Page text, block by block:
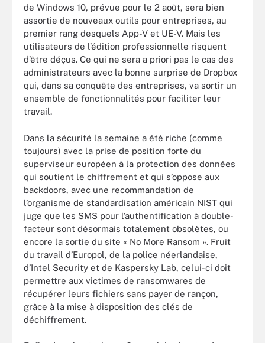
de Windows 10, prévue pour le 2 août, sera bien
assortie de nouveaux outils pour entreprises, au
premier rang desquels App-V et UE-V. Mais les
utilisateurs de l’édition professionnelle risquent
d’être déçus. Ce qui ne sera a priori pas le cas des
administrateurs avec la bonne surprise de Dropbox
qui, dans sa conquête des entreprises, va sortir un
ensemble de fonctionnalités pour faciliter leur
travail.
Dans la sécurité la semaine a été riche (comme
toujours) avec la prise de position forte du
superviseur européen à la protection des données
qui soutient le chiffrement et qui s’oppose aux
backdoors, avec une recommandation de
l’organisme de standardisation américain NIST qui
juge que les SMS pour l’authentification à double-
facteur sont désormais totalement obsolètes, ou
encore la sortie du site « No More Ransom ». Fruit
du travail d’Europol, de la police néerlandaise,
d’Intel Security et de Kaspersky Lab, celui-ci doit
permettre aux victimes de ransomwares de
récupérer leurs fichiers sans payer de rançon,
grâce à la mise à disposition des clés de
déchiffrement.